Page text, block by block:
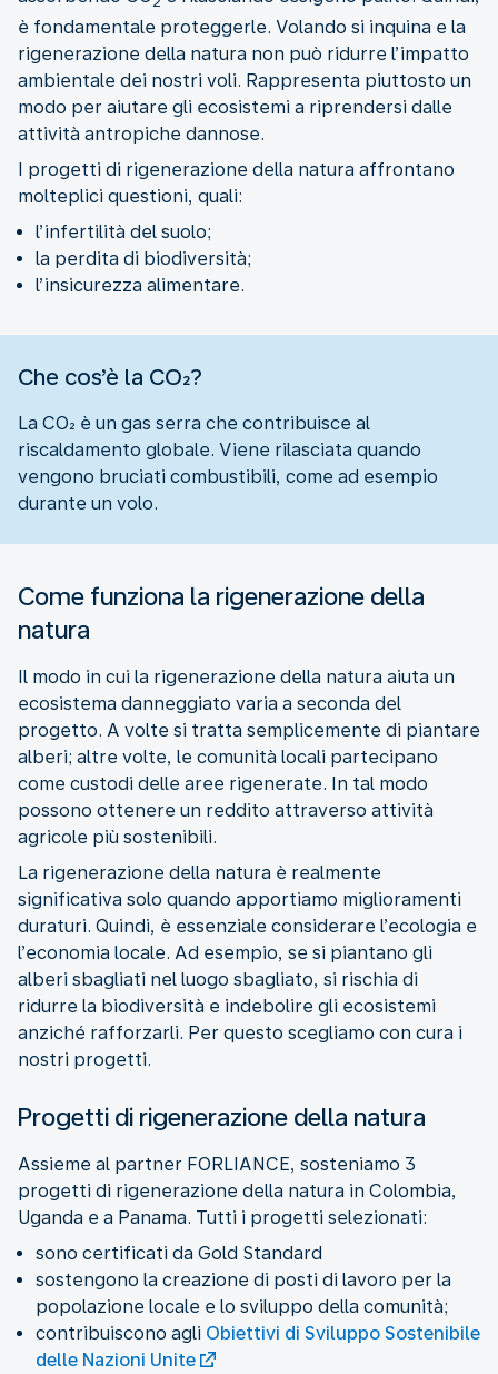
è fondamentale proteggerle. Volando si inquina e la
rigenerazione della natura non può ridurre l’impatto
ambientale dei nostri voli. Rappresenta piuttosto un
modo per aiutare gli ecosistemi a riprendersi dalle
attività antropiche dannose.
I progetti di rigenerazione della natura affrontano
molteplici questioni, quali:
l’infertilità del suolo;
la perdita di biodiversità;
l’insicurezza alimentare.
Che cos’è la CO₂?
La CO₂ è un gas serra che contribuisce al
riscaldamento globale. Viene rilasciata quando
vengono bruciati combustibili, come ad esempio
durante un volo.
Come funziona la rigenerazione della
natura
Il modo in cui la rigenerazione della natura aiuta un
ecosistema danneggiato varia a seconda del
progetto. A volte si tratta semplicemente di piantare
alberi; altre volte, le comunità locali partecipano
come custodi delle aree rigenerate. In tal modo
possono ottenere un reddito attraverso attività
agricole più sostenibili.
La rigenerazione della natura è realmente
significativa solo quando apportiamo miglioramenti
duraturi. Quindi, è essenziale considerare l’ecologia e
l’economia locale. Ad esempio, se si piantano gli
alberi sbagliati nel luogo sbagliato, si rischia di
ridurre la biodiversità e indebolire gli ecosistemi
anziché rafforzarli. Per questo scegliamo con cura i
nostri progetti.
Progetti di rigenerazione della natura
Assieme al partner FORLIANCE, sosteniamo 3
progetti di rigenerazione della natura in Colombia,
Uganda e a Panama. Tutti i progetti selezionati:
sono certificati da Gold Standard
sostengono la creazione di posti di lavoro per la
popolazione locale e lo sviluppo della comunità;
contribuiscono agli Obiettivi di Sviluppo Sostenibile
delle Nazioni Unite